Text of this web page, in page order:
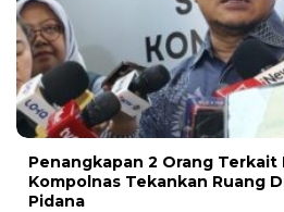
Penangkapan 2 Orang Terkait
Kompolnas Tekankan Ruang
Pidana